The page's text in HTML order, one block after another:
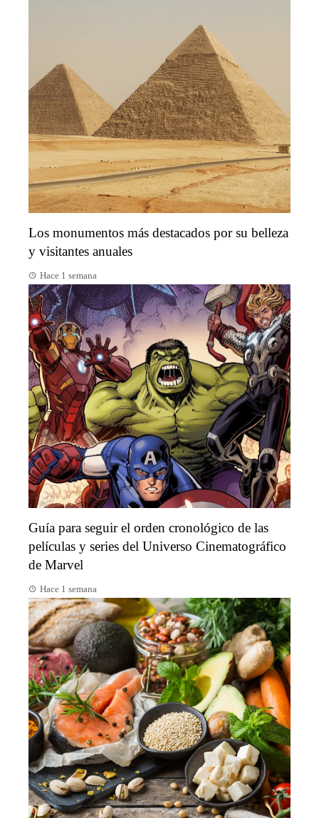
Los monumentos más destacados por su belleza
y visitantes anuales
Hace 1 semana
Guía para seguir el orden cronológico de las
películas y series del Universo Cinematográfico
de Marvel
Hace 1 semana